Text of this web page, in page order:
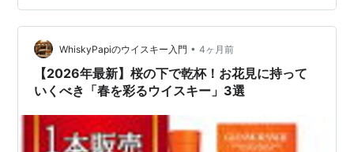
の水で少し割って、香りを広げて。 ウイスキー グレンモ
ーレンジ オリジナル 10年 700ml (79815) 洋酒
Whisky(38-0)価格: 4345 円楽天で詳細を見る 2…
WhiskyPapiのウイスキー入門 • 4ヶ月前
【2026年最新】桜の下で乾杯！お花見に持って
いくべき「春を彩るウイスキー」3選